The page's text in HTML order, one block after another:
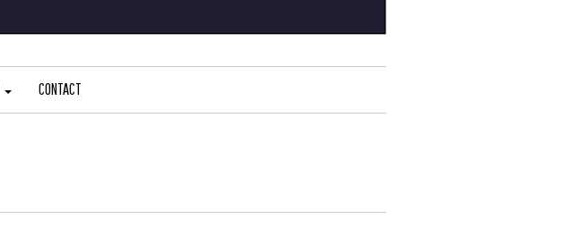
CONTACT